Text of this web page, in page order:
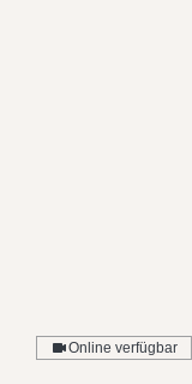
Online verfügbar